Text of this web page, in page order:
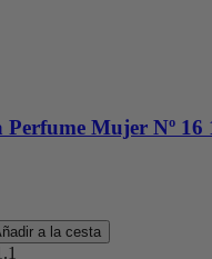
Mujer Nº 16
a la cesta